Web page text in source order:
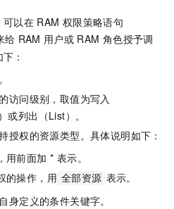
可以在 RAM 权限策略语句
给 RAM 用户或 RAM 角色授予调
：
访问级别，取值为写入
或列出（List）。
授权的资源类型。具体说明如下：
前面加 * 表示。
的操作，用 全部资源 表示。
身定义的条件关键字。